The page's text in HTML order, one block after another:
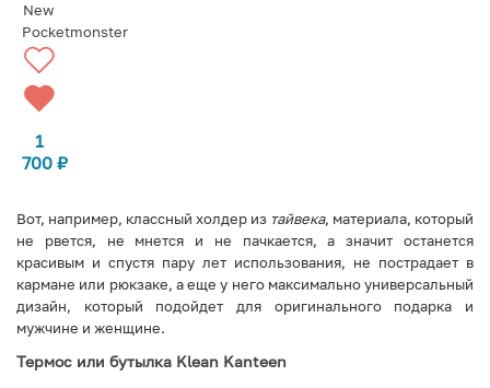
New
Pocketmonster
1
700 ₽
Вот, например, классный холдер из тайвека, материала, который
не рвется, не мнется и не пачкается, а значит останется
красивым и спустя пару лет использования, не пострадает в
кармане или рюкзаке, а еще у него максимально универсальный
дизайн, который подойдет для оригинального подарка и
мужчине и женщине.
Термос или бутылка Klean Kanteen